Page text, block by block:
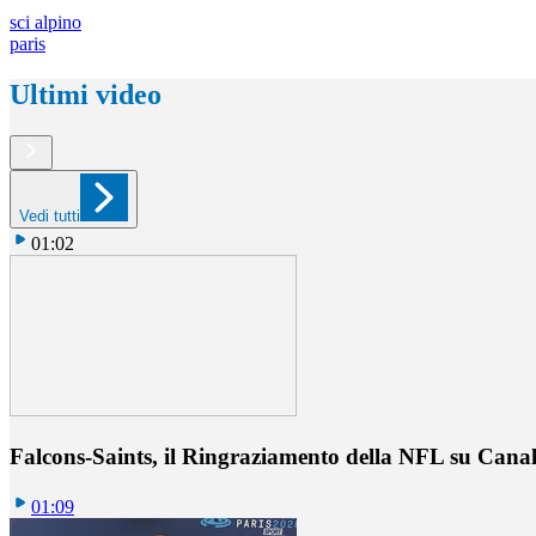
sci alpino
paris
Ultimi video
Vedi tutti
01:02
Falcons-Saints, il Ringraziamento della NFL su
01:09